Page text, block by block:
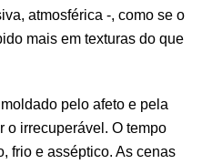
atmosférica -, como se o
mais em texturas do que
pelo afeto e pela
o irrecuperável. O tempo
frio e asséptico. As cenas